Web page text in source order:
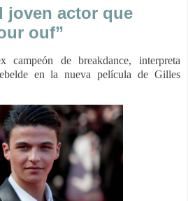
joven actor que
ouf”
de breakdance, interpreta
en la nueva película de Gilles